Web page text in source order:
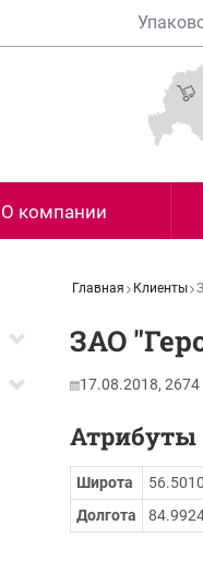
О компании
Главная Клиенты
ЗАО
17.08.2018, 2674
Атрибуты
Широта
Долгота